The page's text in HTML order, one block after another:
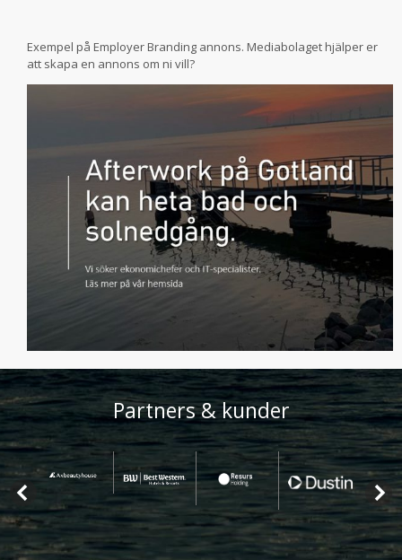
Exempel på Employer Branding annons. Mediabolaget hjälper er
att skapa en annons om ni vill?
Partners & kunder